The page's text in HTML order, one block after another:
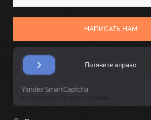
НАПИСАТЬ НАМ